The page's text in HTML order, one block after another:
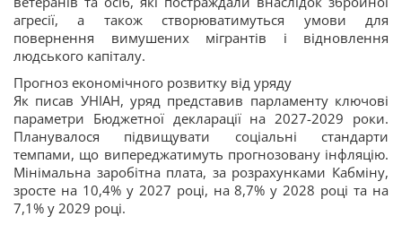
агресії, а також створюватимуться умови для
повернення вимушених мігрантів і відновлення
людського капіталу.
Прогноз економічного розвитку від уряду
Як писав УНІАН, уряд представив парламенту ключові
параметри Бюджетної декларації на 2027-2029 роки.
Планувалося підвищувати соціальні стандарти
темпами, що випереджатимуть прогнозовану інфляцію.
Мінімальна заробітна плата, за розрахунками Кабміну,
зросте на 10,4% у 2027 році, на 8,7% у 2028 році та на
7,1% у 2029 році.